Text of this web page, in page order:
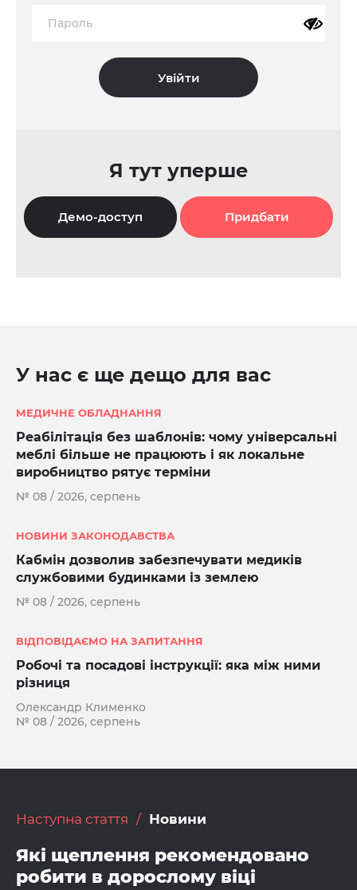
Я тут уперше
Демо-доступ Придбати
У нас є ще дещо для вас
МЕДИЧНЕ ОБЛАДНАННЯ
Реабілітація без шаблонів: чому універсальні
меблі більше не працюють і як локальне
виробництво рятує терміни
№ 08 / 2026, серпень
НОВИНИ ЗАКОНОДАВСТВА
Кабмін дозволив забезпечувати медиків
службовими будинками із землею
№ 08 / 2026, серпень
ВІДПОВІДАЄМО НА ЗАПИТАННЯ
Робочі та посадові інструкції: яка між ними
різниця
Олександр Клименко
№ 08 / 2026, серпень
Наступна стаття Новини
Які щеплення рекомендовано
робити в дорослому віці